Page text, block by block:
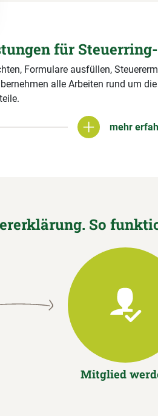
für
Formulare ausfüllen,
alle Arbeiten rund um
mehr erfahren
mehr
So
Mitglied